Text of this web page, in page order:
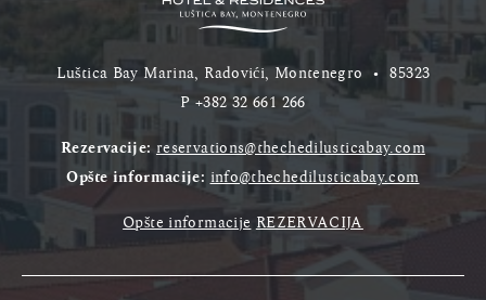
Luštica Bay Marina, Radovići, Montenegro •85323
P +382 32 661 266
Rezervacije: reservations@thechedilusticabay.com
Opšte informacije: info@thechedilusticabay.com
Opšte informacije REZERVACIJA